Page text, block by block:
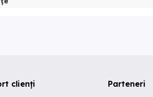
clienți Parteneri